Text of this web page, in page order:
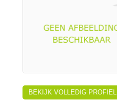
BEKIJK VOLLEDIG PROFIEL